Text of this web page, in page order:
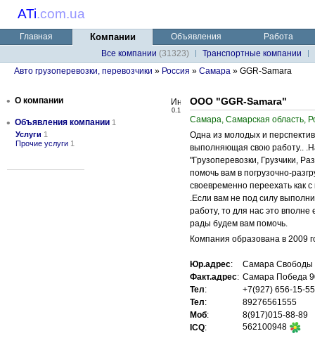
ATi.com.ua
Главная Компании Объявления
Работа
Все компании (31323)
Транспортные компании
Авто грузоперевозки, перевозчики » Россия » Самара » GGR-Samara
• О компании
• Объявления компании 1
Услуги 1
Прочие услуги 1
0.1
ООО "GGR-Samara"
Самара, Самарская область,
Одна из молодых и
выполняющая свою работу..
"Грузоперевозки, Грузчики,
помочь вам в погрузочно-
своевременно переехать как
.Если вам не под силу
работу, то для нас это
рады будем вам помочь.
Компания образована в 2009
Юр.адрес:
Самара Свободы
Факт.адрес: Самара Победа
Тел:
+7(927) 656-15-
Тел:
89276561555
Моб:
8(917)015-88-89
ICQ: 562100948